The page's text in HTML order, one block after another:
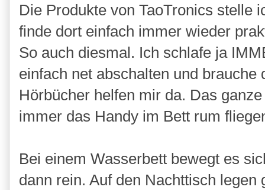
Die Produkte von TaoTronics stelle
finde dort einfach immer wieder
So auch diesmal. Ich schlafe ja
einfach net abschalten und
Hörbücher helfen mir da. Das
immer das Handy im Bett rum
Bei einem Wasserbett bewegt es
dann rein. Auf den Nachttisch